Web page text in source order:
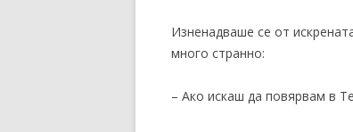
Изненадваше се от
много странно:
– Ако искаш да повярвам в